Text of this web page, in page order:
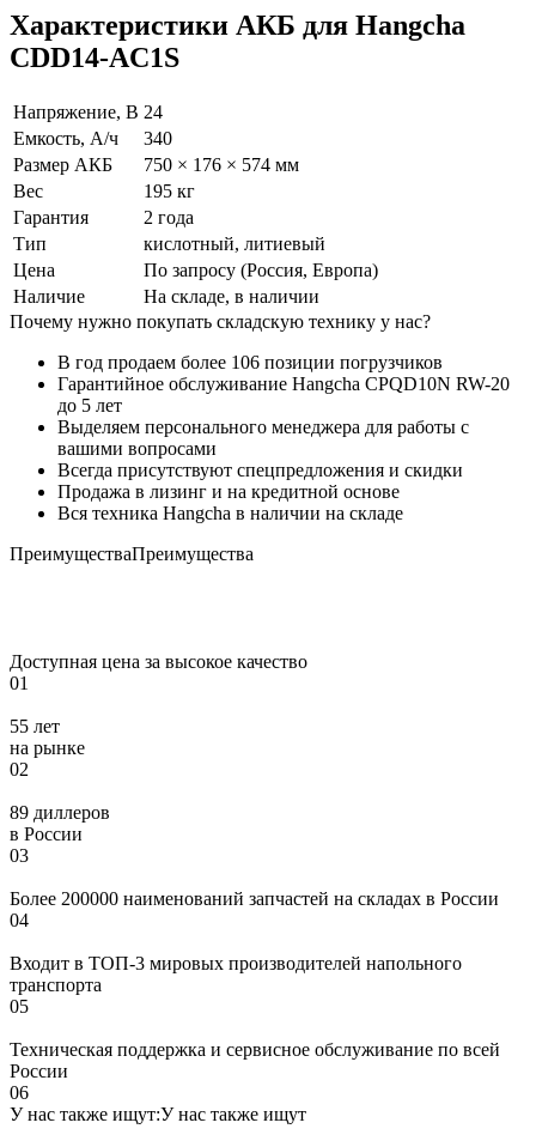
Характеристики АКБ для Hangcha
CDD14-AC1S
Напряжение, В 24
Емкость, А/ч
340
Размер АКБ
750 × 176 × 574 мм
Вес
195 кг
Гарантия
2 года
Тип
кислотный, литиевый
Цена
По запросу (Россия, Европа)
Наличие
На складе, в наличии
Почему нужно покупать складскую технику у нас?
В год продаем более 106 позиции погрузчиков
Гарантийное обслуживание Hangcha CPQD10N RW-20
до 5 лет
Выделяем персонального менеджера для работы с
вашими вопросами
Всегда присутствуют спецпредложения и скидки
Продажа в лизинг и на кредитной основе
Вся техника Hangcha в наличии на складе
ПреимуществаПреимущества
Доступная цена за высокое качество
01
55 лет
на рынке
02
89 диллеров
в России
03
Более 200000 наименований запчастей на складах в России
04
Входит в ТОП-3 мировых производителей напольного
транспорта
05
Техническая поддержка и сервисное обслуживание по всей
России
06
У нас также ищут:У нас также ищут